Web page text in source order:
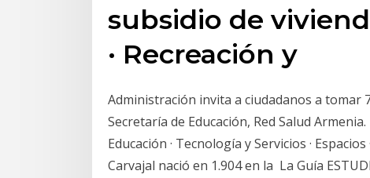
subsidio de
· Recreación y
Administración invita a ciudadanos a tomar
Secretaría de Educación, Red Salud
Educación · Tecnología y Servicios ·
Carvajal nació en 1.904 en la La Guía